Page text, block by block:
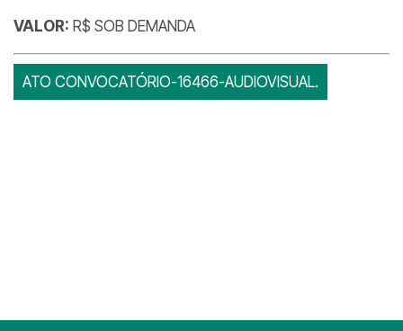
VALOR: R$ SOB DEMANDA
ATO CONVOCATÓRIO-16466-AUDIOVISUAL.